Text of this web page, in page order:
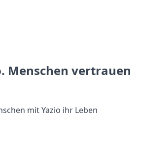
Menschen vertrauen
mit Yazio ihr Leben